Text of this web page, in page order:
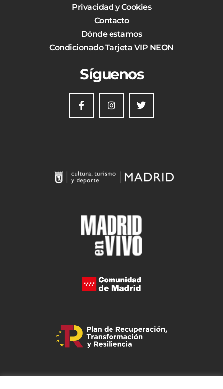
Privacidad y Cookies
Contacto
Dónde estamos
Condicionado Tarjeta VIP NEON
Síguenos